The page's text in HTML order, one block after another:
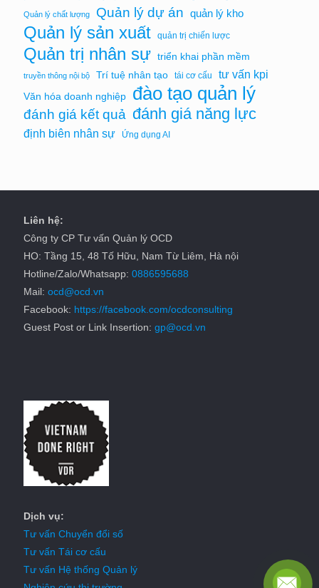
Quản lý chất lượng Quản lý dự án quản lý kho
Quản lý sản xuất quản trị chiến lược
Quản trị nhân sự triển khai phần mềm
truyền thông nội bộ Trí tuệ nhân tạo tái cơ cấu tư vấn kpi
Văn hóa doanh nghiệp đào tạo quản lý
đánh giá kết quả đánh giá năng lực
định biên nhân sự Ứng dụng AI
Liên hệ:
Công ty CP Tư vấn Quản lý OCD
HO: Tầng 15, 48 Tố Hữu, Nam Từ Liêm, Hà nội
Hotline/Zalo/Whatsapp: 0886595688
Mail: ocd@ocd.vn
Facebook: https://facebook.com/ocdconsulting
Guest Post or Link Insertion: gp@ocd.vn
Dịch vụ:
Tư vấn Chuyển đổi số
Tư vấn Tái cơ cấu
Tư vấn Hệ thống Quản lý